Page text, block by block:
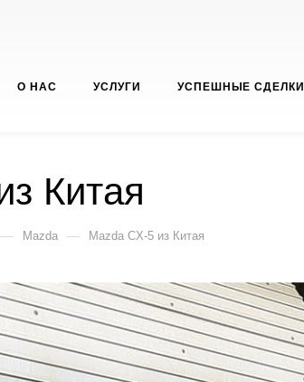
О НАС УСЛУГИ УСПЕШНЫЕ СДЕЛКИ
Китая
— Mazda — Mazda CX-5 из Китая